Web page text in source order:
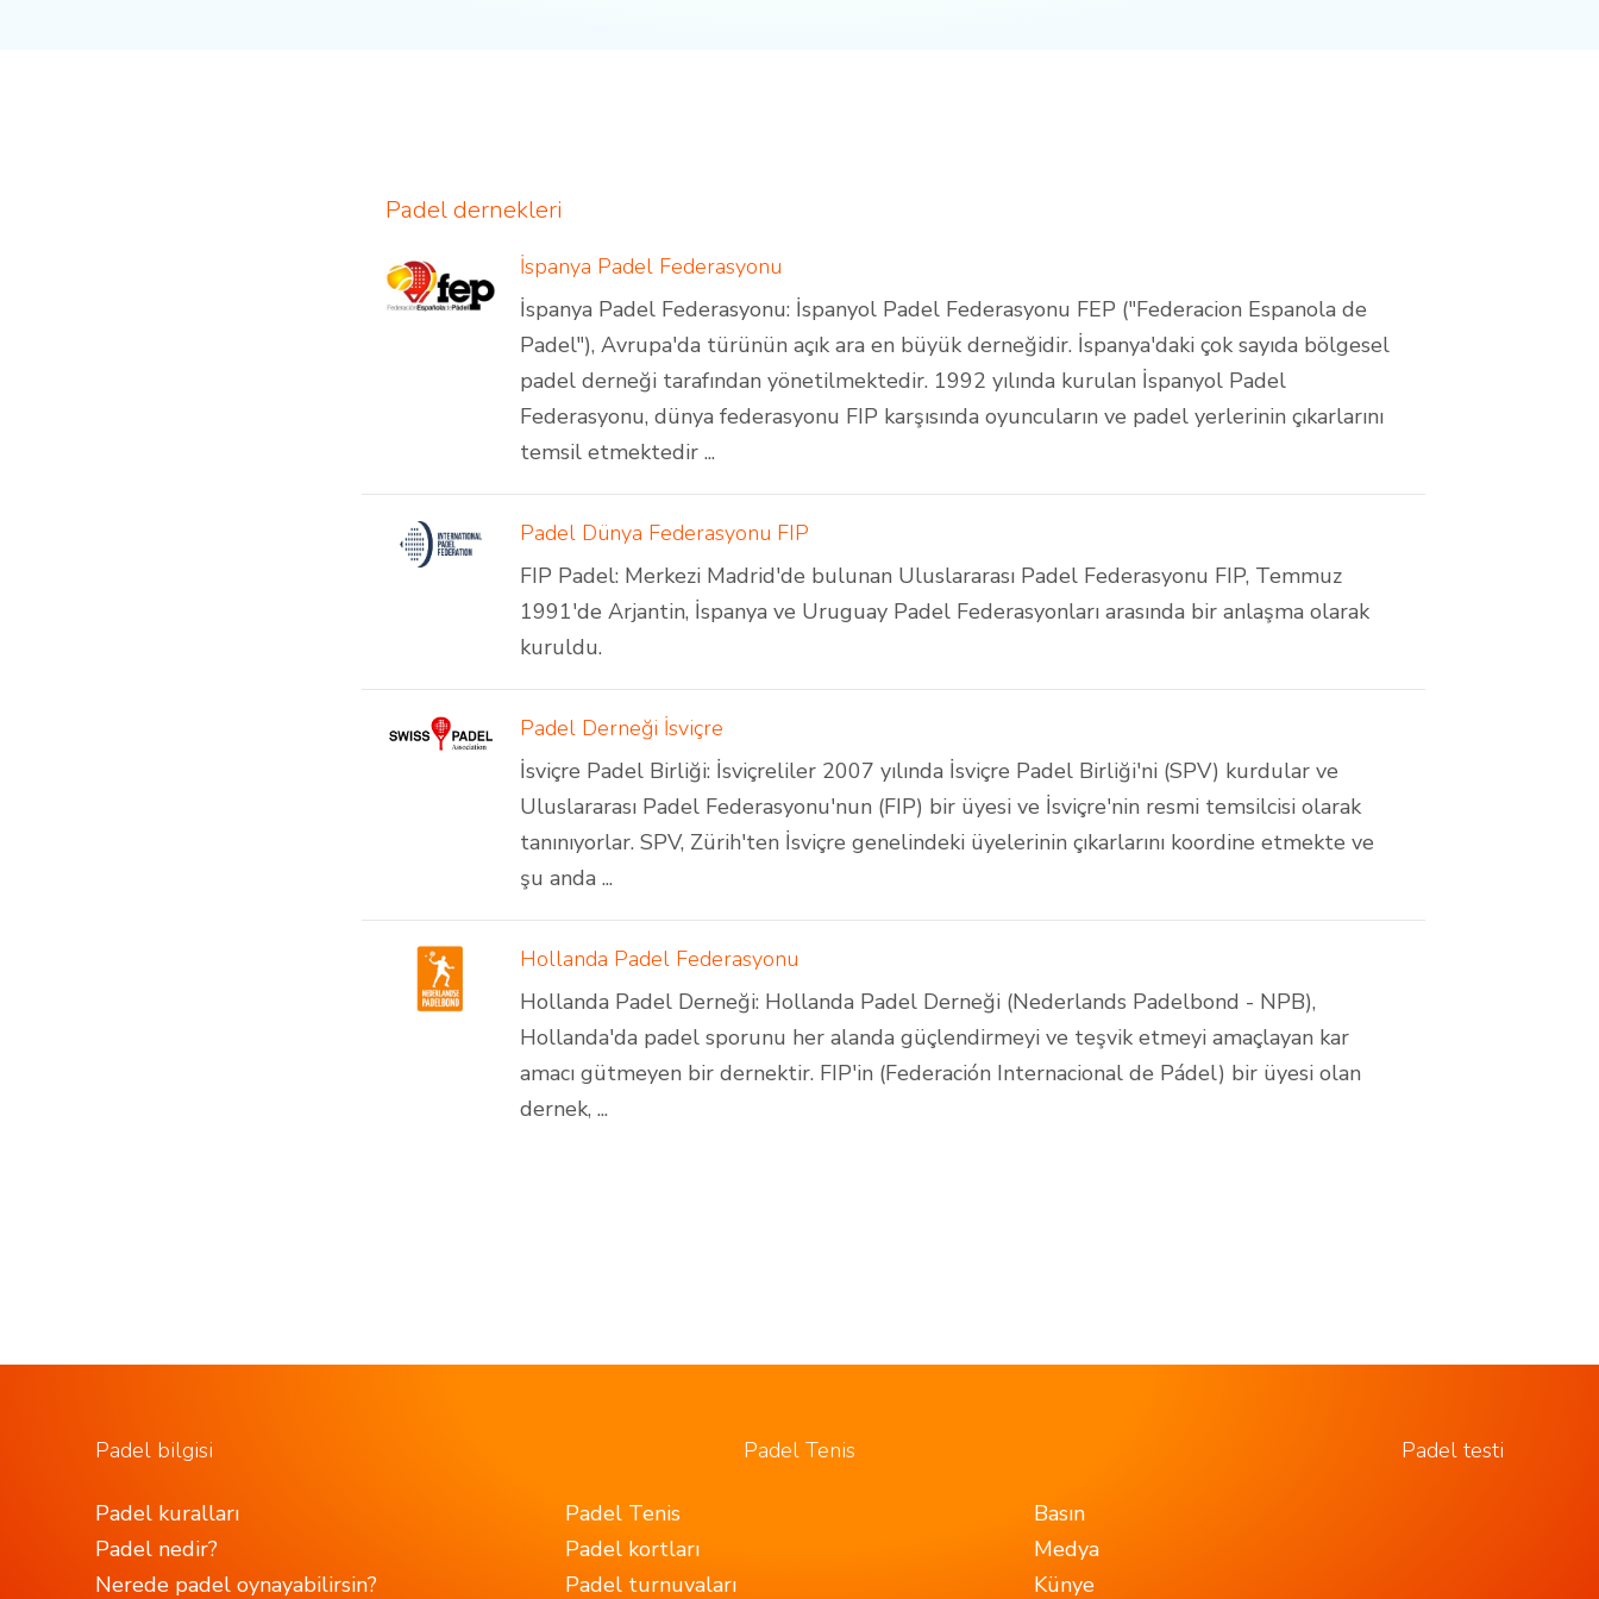
Padel dernekleri
İspanya Padel Federasyonu
İspanya Padel Federasyonu: İspanyol Padel Federasyonu FEP ("Federacion Espanola de
Padel"), Avrupa'da türünün açık ara en büyük derneğidir. İspanya'daki çok sayıda bölgesel
padel derneği tarafından yönetilmektedir. 1992 yılında kurulan İspanyol Padel
Federasyonu, dünya federasyonu FIP karşısında oyuncuların ve padel yerlerinin çıkarlarını
temsil etmektedir ...
Padel Dünya Federasyonu FIP
FIP Padel: Merkezi Madrid'de bulunan Uluslararası Padel Federasyonu FIP, Temmuz
1991'de Arjantin, İspanya ve Uruguay Padel Federasyonları arasında bir anlaşma olarak
kuruldu.
Padel Derneği İsviçre
İsviçre Padel Birliği: İsviçreliler 2007 yılında İsviçre Padel Birliği'ni (SPV) kurdular ve
Uluslararası Padel Federasyonu'nun (FIP) bir üyesi ve İsviçre'nin resmi temsilcisi olarak
tanınıyorlar. SPV, Zürih'ten İsviçre genelindeki üyelerinin çıkarlarını koordine etmekte ve
şu anda ...
Hollanda Padel Federasyonu
Hollanda Padel Derneği: Hollanda Padel Derneği (Nederlands Padelbond - NPB),
Hollanda'da padel sporunu her alanda güçlendirmeyi ve teşvik etmeyi amaçlayan kar
amacı gütmeyen bir dernektir. FIP'in (Federación Internacional de Pádel) bir üyesi olan
dernek, ...
Padel bilgisi
Padel kuralları
Padel nedir?
Nerede padel oynayabilirsin?
Padel Tenis
Padel Tenis
Padel kortları
Padel turnuvaları
Padel testi
Basın
Medya
Künye